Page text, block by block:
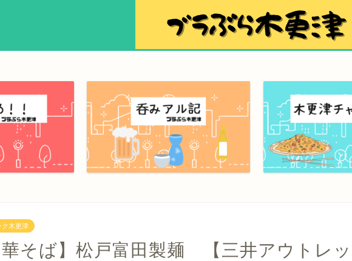
ク木更津
華そば】松戸富田製麺 【三井アウトレッ